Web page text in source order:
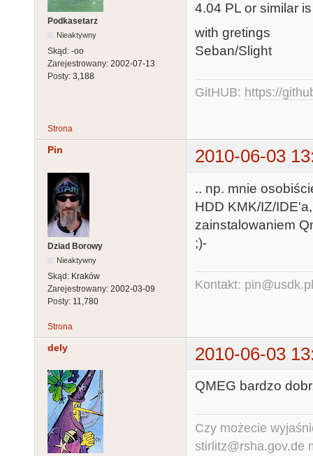
Podkasetarz
Nieaktywny
Skąd: -oo
Zarejestrowany: 2002-07-13
Posty: 3,188
4.04 PL or similar
with gretings
Seban/Slight
GitHUB: https://
Strona
Pin 2010-06-03
Dziad Borowy
Nieaktywny
Skąd: Kraków
Zarejestrowany: 2002-03-09
Posty: 11,780
.. np. mnie
HDD KMK/IZ/
zainstalowaniem
;)-
Kontakt: pin@usdk.pl
Strona
dely 2010-06-03
QMEG bardzo
Czy możecie
stirlitz@rsha.gov.de